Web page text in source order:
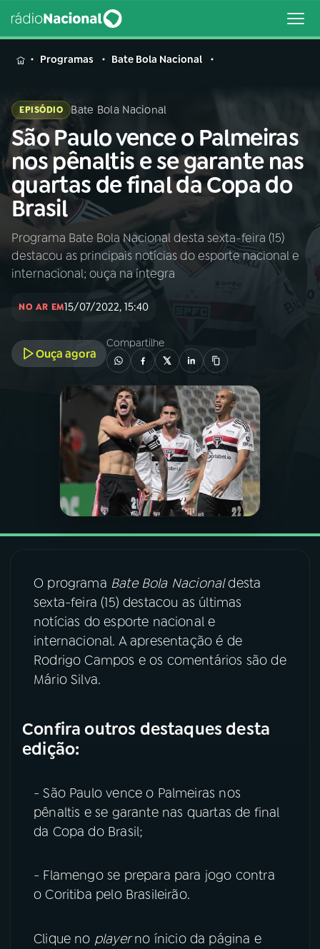
MENU
Buscar
na
Rádio
Nacional
Buscar
01INÍCIO
02A RÁDIO
03PROGRAMAÇÃO
PROGRAMAS
PODCASTS
VIDEOCASTS
08FESTIVAL DE MÚSICA
ACOMPANHE A RÁDIO NACIONAL
YouTube Facebook
TikTok
Programas Bate Bola Nacional
EPISÓDIO Bate Bola Nacional
São Paulo vence o Palmeiras
nos pênaltis e se garante nas
quartas de final da Copa do
Brasil
Programa Bate Bola Nacional desta sexta-feira (15)
destacou as principais notícias do esporte nacional e
internacional; ouça na íntegra
NO AR EM15/07/2022, 15:40
Ouça agora
Compartilhe
O programa Bate Bola Nacionaldesta
sexta-feira (15) destacou as últimas
notícias do esporte nacional e
internacional. A apresentação é de
Rodrigo Campos e os comentários são de
Mário Silva.
Confira outros destaques desta
edição:
- São Paulo vence o Palmeiras nos
pênaltis e se garante nas quartas de final
da Copa do Brasil;
- Flamengo se prepara para jogo contra
o Coritiba pelo Brasileirão.
Clique no playerno ínicio da página e